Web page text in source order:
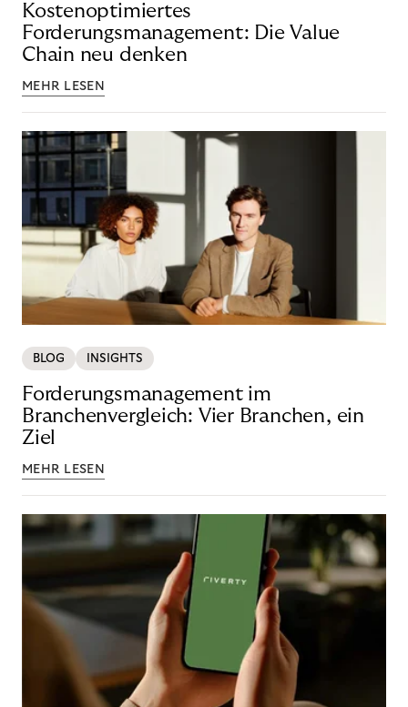
Kostenoptimiertes
Forderungsmanagement: Die Value
Chain neu denken
MEHR LESEN
BLOG INSIGHTS
Forderungsmanagement im
Branchenvergleich: Vier Branchen, ein
Ziel
MEHR LESEN